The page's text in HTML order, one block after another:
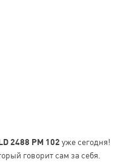
2488 PM 102 уже сегодня!
говорит сам за себя.